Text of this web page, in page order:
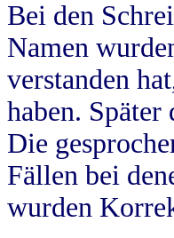
Bei den
Namen
verstanden
haben.
Die
Fällen bei
wurden